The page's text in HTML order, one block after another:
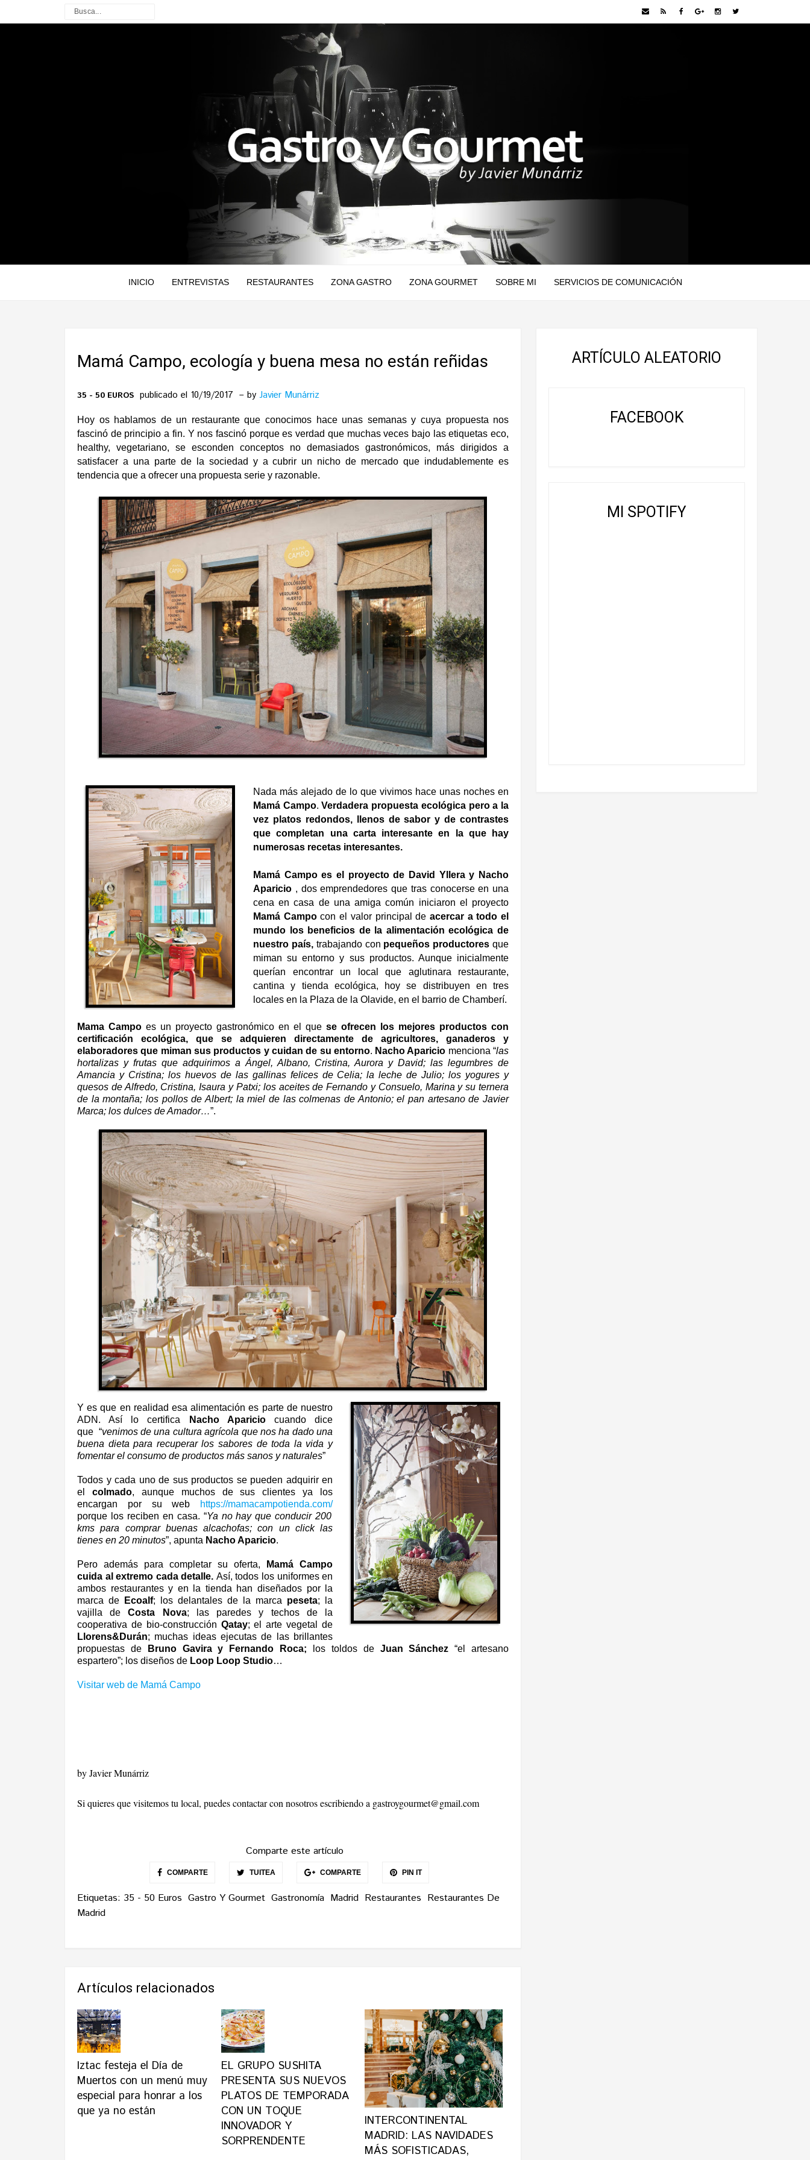
INICIO ENTREVISTAS RESTAURANTES ZONA GASTRO ZONA GOURMET SOBRE MI SERVICIOS DE COMUNICACIÓN
Mamá Campo, ecología y buena mesa no están reñidas
35 - 50 EUROS publicado el 10/19/2017 by Javier Munárriz
Hoy os hablamos de un restaurante que conocimos hace unas semanas y cuya propuesta nos
fascinó de principio a fin. Y nos fascinó porque es verdad que muchas veces bajo las etiquetas eco,
healthy, vegetariano, se esconden conceptos no demasiados gastronómicos, más dirigidos a
satisfacer a una parte de la sociedad y a cubrir un nicho de mercado que indudablemente es
tendencia que a ofrecer una propuesta serie y razonable.
Nada más alejado de lo que vivimos hace unas noches en
Mamá Campo.Verdadera propuesta ecológica pero a la
vez platos redondos, llenos de sabor y de contrastes
que completan una carta interesante en la que hay
numerosas recetas interesantes.
Mamá Campo es el proyecto de David Yllera y Nacho
Aparicio , dos emprendedores que tras conocerse en una
cena en casa de una amiga común iniciaron el proyecto
Mamá Campocon el valor principal de acercar a todo el
mundo los beneficios de la alimentación ecológica de
nuestro país,trabajando con pequeños productores que
miman su entorno y sus productos. Aunque inicialmente
querían encontrar un local que aglutinara restaurante,
cantina y tienda ecológica, hoy se distribuyen en tres
locales en la Plaza de la Olavide, en el barrio de Chamberí.
Mama Campo es un proyecto gastronómico en el quese ofrecen los mejores productos con
certificación ecológica, que se adquierendirectamente de agricultores, ganaderos y
elaboradores que miman sus productos y cuidan de su entorno. Nacho Aparicio menciona “las
hortalizas y frutas que adquirimos a Ángel, Albano, Cristina, Aurora y David; las legumbres de
Amancia y Cristina; los huevos de las gallinas felices de Celia; la leche de Julio; los yogures y
quesos de Alfredo, Cristina, Isaura y Patxi; los aceites de Fernando y Consuelo, Marina y su ternera
de la montaña; los pollos de Albert; la miel de las colmenas de Antonio; el pan artesano de Javier
Marca; los dulces de Amador…”.
Y es que en realidad esa alimentación es parte de nuestro
ADN. Así lo certifica
Nacho Apariciocuando dice
que “venimos de una cultura agrícola que nos ha dado una
buena dieta para recuperar los sabores de toda la vida y
fomentar el consumo de productos más sanos y naturales”
Todos y cada uno de sus productos se pueden adquirir en
el colmado, aunque muchos de sus clientes ya los
encargan por su web
https://mamacampotienda.com/
porque los reciben en casa. “Ya no hay que conducir 200
kms para comprar buenas alcachofas; con un click las
tienes en 20 minutos”, apunta Nacho Aparicio.
Pero además para completar su oferta,
Mamá Campo
cuida al extremo cada detalle. Así, todos los uniformes en
ambos restaurantes y en la tienda han diseñados por la
marca de
Ecoalf; los delantales de la marca peseta; la
vajilla deCosta Nova; las paredes y techos de la
cooperativa de bio-construcción Qatay; el arte vegetal de
Llorens&Durán; muchas ideas ejecutas de las brillantes
propuestas de
Bruno Gavira y Fernando Roca; los toldos deJuan Sánchez “el artesano
espartero”; los diseños de Loop Loop Studio…
Visitar web de Mamá Campo
by Javier Munárriz
Si quieres que visitemos tu local, puedes contactar con nosotros escribiendo a gastroygourmet@gmail.com
Comparte este artículo
COMPARTE TUITEA COMPARTE PIN IT
Etiquetas: 35 - 50 Euros Gastro Y Gourmet Gastronomía Madrid Restaurantes Restaurantes De
Madrid
Artículos relacionados
Iztac festeja el Día de
Muertos con un menú muy
especial para honrar a los
que ya no están
EL GRUPO SUSHITA
PRESENTA SUS NUEVOS
PLATOS DE TEMPORADA
CON UN TOQUE
INNOVADOR Y
SORPRENDENTE
INTERCONTINENTAL
MADRID: LAS NAVIDADES
MÁS SOFISTICADAS,
ARTÍCULO ALEATORIO
FACEBOOK
MI SPOTIFY